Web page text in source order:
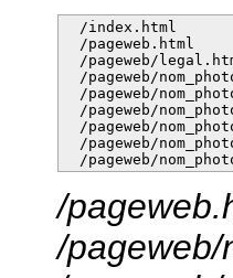
/index.html
/pageweb.html
/pageweb/
/pageweb/
/pageweb/
/pageweb/
/pageweb/
/pageweb/
/pageweb/
/
/